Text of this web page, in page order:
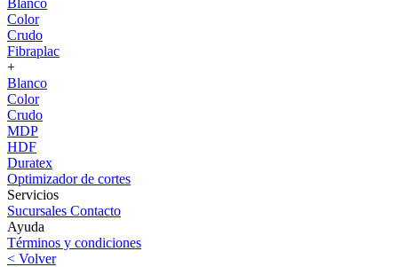
Blanco
Color
Crudo
Fibraplac
+
Blanco
Color
Crudo
MDP
HDF
Duratex
Optimizador de cortes
Servicios
Sucursales Contacto
Ayuda
Términos y condiciones
< Volver